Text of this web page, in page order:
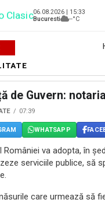
06.08.2026 | 15:33
Bucuresti
--°C
de Guvern:
07:39
WHATSAPP
României va adopta, în
serviciile publice, să
care urmează să